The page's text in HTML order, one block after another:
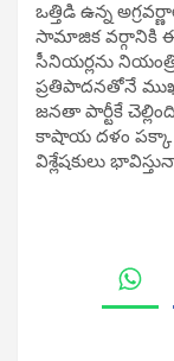
ఒత్తిడి ఉన్న
సామాజిక వర్గానికి ఈ
సీనియర్లను
ప్రతిపాదనతోనే
జనతా పార్టీకే
కాషాయ దళం పక్కా
విశ్లేషకులు